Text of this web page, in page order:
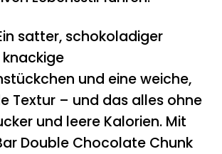
satter, schokoladiger
und eine weiche,
Textur – und das alles ohne
und leere Kalorien. Mit
Double Chocolate Chunk